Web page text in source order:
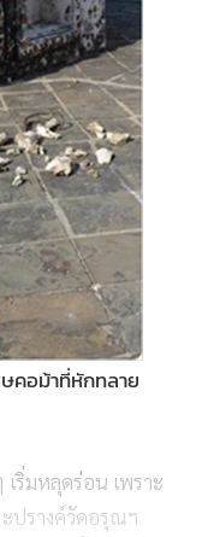
คอม้าที่หักทลาย
ริ่มหลุดร่อน เพราะ
ปรางค์วัดอรุณฯ